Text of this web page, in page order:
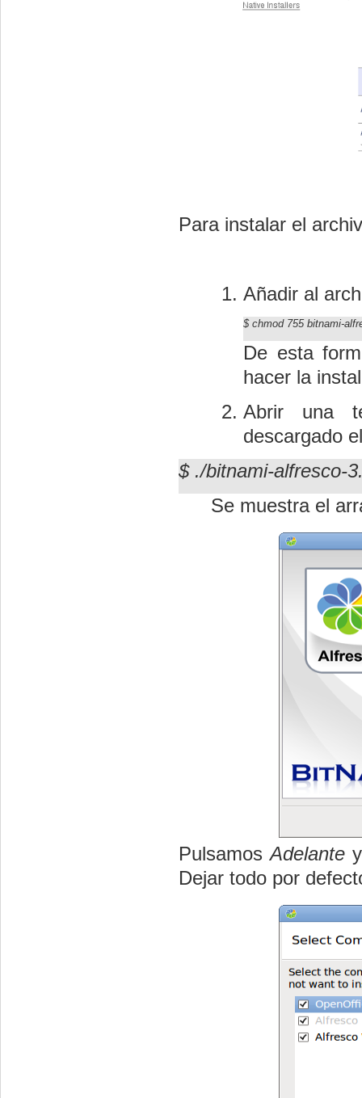
Para instalar el
Añadir al
$ chmod 755 bitnami-
De esta
hacer la
Abrir una
descargado
$ ./bitnami-alfresco-
Se muestra el
PulsamosAdelante
Dejar todo por